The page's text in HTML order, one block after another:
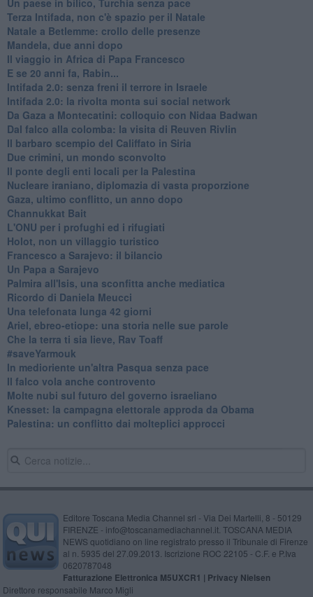
Terza Intifada, non c'è spazio per il Natale
Natale a Betlemme: crollo delle presenze
Mandela, due anni dopo
Il viaggio in Africa di Papa Francesco
E se 20 anni fa, Rabin...
Intifada 2.0: senza freni il terrore in Israele
Intifada 2.0: la rivolta monta sui social network
Da Gaza a Montecatini: colloquio con Nidaa Badwan
Dal falco alla colomba: la visita di Reuven Rivlin
Il barbaro scempio del Califfato in Siria
Due crimini, un mondo sconvolto
Il ponte degli enti locali per la Palestina
Nucleare iraniano, diplomazia di vasta proporzione
Gaza, ultimo conflitto, un anno dopo
Channukkat Bait
L'ONU per i profughi ed i rifugiati
Holot, non un villaggio turistico
Francesco a Sarajevo: il bilancio
Un Papa a Sarajevo
Palmira all'Isis, una sconfitta anche mediatica
Ricordo di Daniela Meucci
​Una telefonata lunga 42 giorni
​Ariel, ebreo-etiope: una storia nelle sue parole
Che la terra ti sia lieve, Rav Toaff
​#saveYarmouk
​In medioriente un'altra Pasqua senza pace
​Il falco vola anche controvento
Molte nubi sul futuro del governo israeliano
Knesset: la campagna elettorale approda da Obama
Palestina: un conflitto dai molteplici approcci
Editore Toscana Media Channel srl - Via Dei Martelli, 8 - 50129
FIRENZE - info@toscanamediachannel.it. TOSCANA MEDIA
NEWS quotidiano on line registrato presso il Tribunale di Firenze
al n. 5935 del 27.09.2013. Iscrizione ROC 22105 - C.F. e P.Iva
0620787048
Fatturazione Elettronica M5UXCR1 | Privacy Nielsen
Direttore responsabile Marco Migli